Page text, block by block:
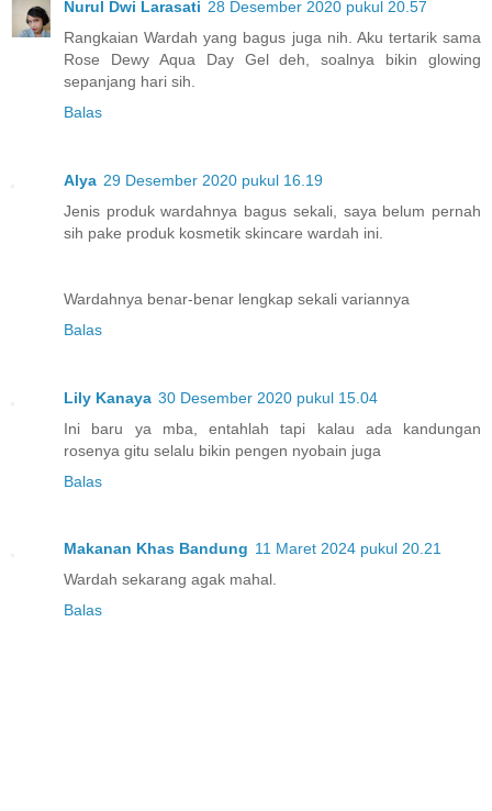
Nurul Dwi Larasati 28 Desember 2020 pukul 20.57
Rangkaian Wardah yang bagus juga nih. Aku tertarik sama
Rose Dewy Aqua Day Gel deh, soalnya bikin glowing
sepanjang hari sih.
Balas
Alya 29 Desember 2020 pukul 16.19
Jenis produk wardahnya bagus sekali, saya belum pernah
sih pake produk kosmetik skincare wardah ini.
Wardahnya benar-benar lengkap sekali variannya
Balas
Lily Kanaya 30 Desember 2020 pukul 15.04
Ini baru ya mba, entahlah tapi kalau ada kandungan
rosenya gitu selalu bikin pengen nyobain juga
Balas
Makanan Khas Bandung 11 Maret 2024 pukul 20.21
Wardah sekarang agak mahal.
Balas